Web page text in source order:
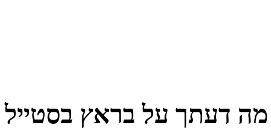
מה דעתך על בראץ בסטייל